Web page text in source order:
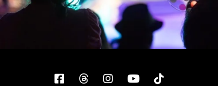
Facebook
ThreadsInstagram
YouTubeTiktok